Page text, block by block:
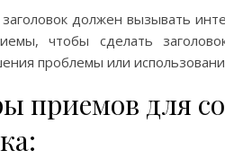
должен вызывать
чтобы сделать
проблемы или
приемов для